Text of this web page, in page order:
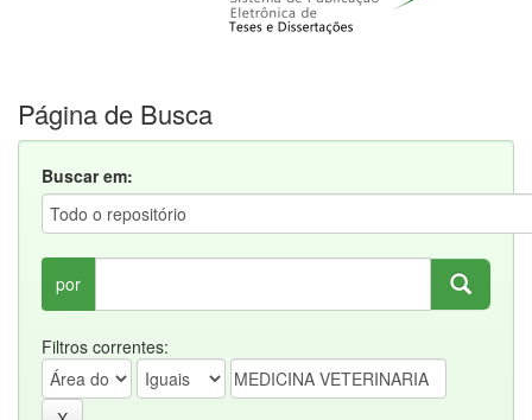
Página de Busca
Buscar em:
por
Filtros correntes: